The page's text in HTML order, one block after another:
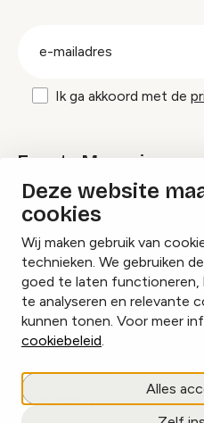
Deze website
cookies
Wij maken gebruik van
technieken. We gebruiken
goed te laten functioneren,
te analyseren en relevante
kunnen tonen. Voor meer
cookiebeleid.
Alles
Ik ga akkoord met de
Events Magazine
Ik ontvang graag
InstagramFacebookLinkedIn
Cookies beheren
Privacy policy